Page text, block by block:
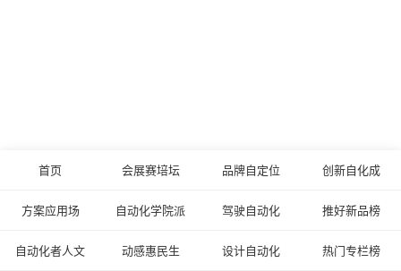
首页 会展赛培坛 品牌自定位 创新自化成
方案应用场 自动化学院派 驾驶自动化 推好新品榜
自动化者人文 动感惠民生 设计自动化 热门专栏榜